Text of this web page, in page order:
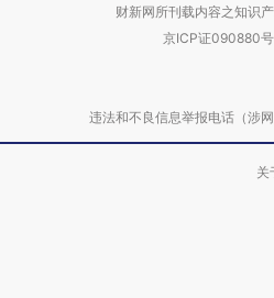
财新网所刊载内容之知识
京ICP证090880号
违法和不良信息举报电话（涉
关